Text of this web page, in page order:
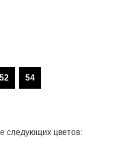
52 54
следующих цветов: